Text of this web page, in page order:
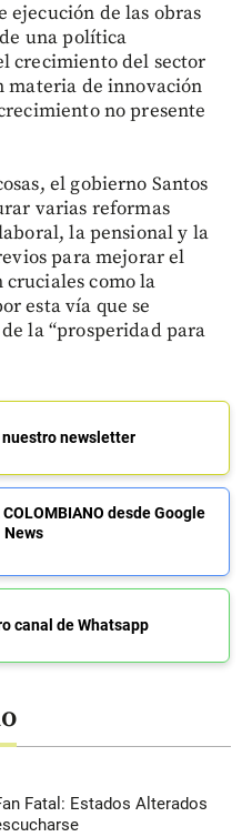
ejecución de las obras
una política
crecimiento del sector
materia de innovación
no presente
el gobierno Santos
varias reformas
la pensional y la
para mejorar el
cruciales como la
esta vía que se
la “prosperidad para
newsletter
desde Google
News
canal de Whatsapp
Fatal: Estados Alterados